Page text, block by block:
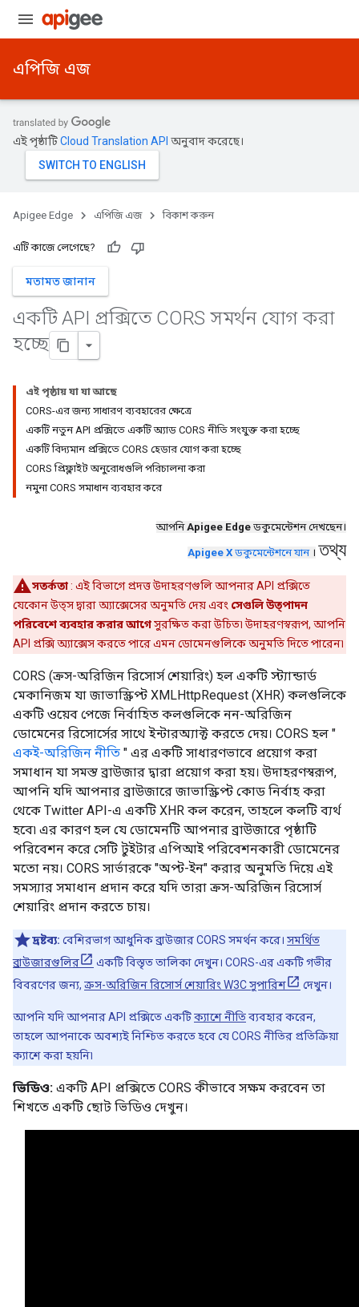
এপিজি এজ
এই পৃষ্ঠাটিCloud Translation API অনুবাদ করেছে।
Apigee Edge এপিজি এজ বিকাশ করুন
এটি কাজে লেগেছে?
মতামত জানান
একটি API প্রক্সিতে CORS সমর্থন যোগ করা
হচ্ছে
এই পৃষ্ঠায় যা যা আছে
CORS-এর জন্য সাধারণ ব্যবহারের ক্ষেত্রে
একটি নতুন API প্রক্সিতে একটি অ্যাড CORS নীতি সংযুক্ত করা হচ্ছে
একটি বিদ্যমান প্রক্সিতে CORS হেডার যোগ করা হচ্ছে
CORS প্রিফ্লাইট অনুরোধগুলি পরিচালনা করা
নমুনা CORS সমাধান ব্যবহার করে
আপনিApigee Edge ডকুমেন্টেশন দেখছেন।
Apigee X ডকুমেন্টেশনে যান। তথ্য
সতর্কতা: এই বিভাগে প্রদত্ত উদাহরণগুলি আপনার API প্রক্সিতে
যেকোন উত্স দ্বারা অ্যাক্সেসের অনুমতি দেয় এবং সেগুলি উত্পাদন
পরিবেশে ব্যবহার করার আগেসুরক্ষিত করা উচিত৷ উদাহরণস্বরূপ, আপনি
API প্রক্সি অ্যাক্সেস করতে পারে এমন ডোমেনগুলিকে অনুমতি দিতে পারেন৷
CORS (ক্রস-অরিজিন রিসোর্স শেয়ারিং) হল একটি স্ট্যান্ডার্ড
মেকানিজম যা জাভাস্ক্রিপ্ট XMLHttpRequest (XHR) কলগুলিকে
একটি ওয়েব পেজে নির্বাহিত কলগুলিকে নন-অরিজিন
ডোমেনের রিসোর্সের সাথে ইন্টারঅ্যাক্ট করতে দেয়। CORS হল "
একই-অরিজিন নীতি " এর একটি সাধারণভাবে প্রয়োগ করা
সমাধান যা সমস্ত ব্রাউজার দ্বারা প্রয়োগ করা হয়। উদাহরণস্বরূপ,
আপনি যদি আপনার ব্রাউজারে জাভাস্ক্রিপ্ট কোড নির্বাহ করা
থেকে Twitter API-এ একটি XHR কল করেন, তাহলে কলটি ব্যর্থ
হবে৷ এর কারণ হল যে ডোমেনটি আপনার ব্রাউজারে পৃষ্ঠাটি
পরিবেশন করে সেটি টুইটার এপিআই পরিবেশনকারী ডোমেনের
মতো নয়। CORS সার্ভারকে "অপ্ট-ইন" করার অনুমতি দিয়ে এই
সমস্যার সমাধান প্রদান করে যদি তারা ক্রস-অরিজিন রিসোর্স
শেয়ারিং প্রদান করতে চায়।
দ্রষ্টব্য: বেশিরভাগ আধুনিক ব্রাউজার CORS সমর্থন করে। সমর্থিত
ব্রাউজারগুলির
একটি বিস্তৃত তালিকা দেখুন। CORS-এর একটি গভীর
বিবরণের জন্য, ক্রস-অরিজিন রিসোর্স শেয়ারিং W3C সুপারিশ দেখুন।
আপনি যদি আপনার API প্রক্সিতে একটিক্যাশে নীতিব্যবহার করেন,
তাহলে আপনাকে অবশ্যই নিশ্চিত করতে হবে যে CORS নীতির প্রতিক্রিয়া
ক্যাশে করা হয়নি৷
ভিডিও: একটি API প্রক্সিতে CORS কীভাবে সক্ষম করবেন তা
শিখতে একটি ছোট ভিডিও দেখুন।